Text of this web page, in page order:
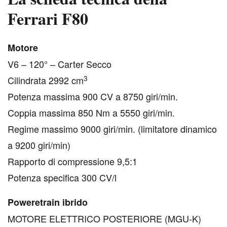
Ferrari F80
Motore
V6 – 120° – Carter Secco
Cilindrata 2992 cm3
Potenza massima 900 CV a 8750 giri/min.
Coppia massima 850 Nm a 5550 giri/min.
Regime massimo 9000 giri/min. (limitatore dinamico
a 9200 giri/min)
Rapporto di compressione 9,5:1
Potenza specifica 300 CV/l
Poweretrain ibrido
MOTORE ELETTRICO POSTERIORE (MGU-K)